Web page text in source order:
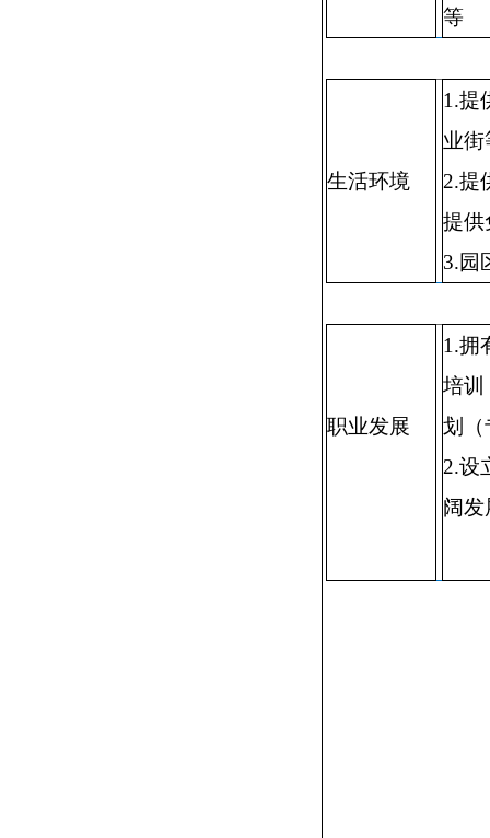
等
生活环境
1.提
业街
2.提
提供
3.园
职业发展
1.拥
培训
划（
2.设
阔发